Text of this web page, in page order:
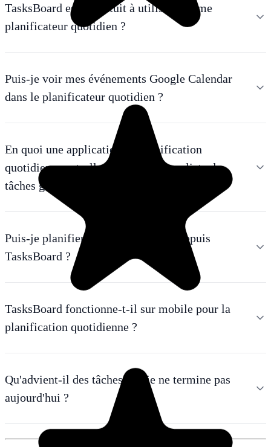
TasksBoard est-il gratuit à utiliser comme
planificateur quotidien ?
Puis-je voir mes événements Google Calendar
dans le planificateur quotidien ?
En quoi une application de planification
quotidienne est-elle différente d'une liste de
tâches générale ?
Puis-je planifier demain à l'avance depuis
TasksBoard ?
TasksBoard fonctionne-t-il sur mobile pour la
planification quotidienne ?
Qu'advient-il des tâches que je ne termine pas
aujourd'hui ?